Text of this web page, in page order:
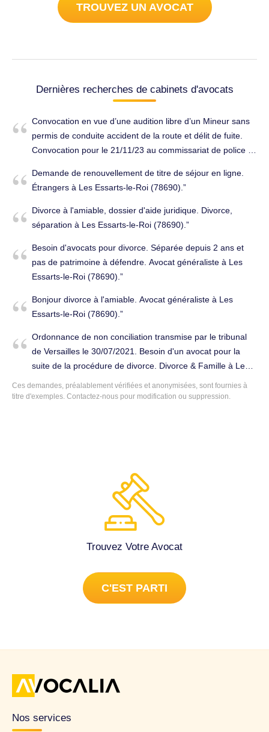
TROUVEZ UN AVOCAT
Dernières recherches de cabinets d'avocats
Convocation en vue d’une audition libre d’un Mineur sans
permis de conduite accident de la route et délit de fuite.
Convocation pour le 21/11/23 au commissariat de police à
Demande de renouvellement de titre de séjour en ligne.
Étrangers à Les Essarts-le-Roi (78690).
Divorce à l'amiable, dossier d'aide juridique. Divorce,
séparation à Les Essarts-le-Roi (78690).
Besoin d'avocats pour divorce. Séparée depuis 2 ans et
pas de patrimoine à défendre. Avocat généraliste à Les
Essarts-le-Roi (78690).
Bonjour divorce à l'amiable. Avocat généraliste à Les
Essarts-le-Roi (78690).
Ordonnance de non conciliation transmise par le tribunal
de Versailles le 30/07/2021. Besoin d'un avocat pour la
suite de la procédure de divorce. Divorce & Famille à Les
Essarts-le-Roi (78690).
Ces demandes, préalablement vérifiées et anonymisées, sont fournies à
titre d'exemples. Contactez-nous pour modification ou suppression.
Trouvez Votre Avocat
C'EST PARTI
Nos services